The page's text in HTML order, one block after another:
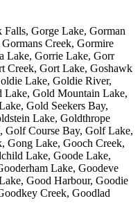
Falls, Gorge Lake, Gorman
Creek, Gormire
Lake, Gorrie Lake, Gorr
Creek, Gort Lake, Goshawk
Lake, Goldie River,
Gold Mountain Lake,
Gold Seekers Bay,
Lake, Goldthrope
Course Bay, Golf Lake,
Gong Lake, Gooch Creek,
Lake, Goode Lake,
Lake, Goodeve
Good Harbour, Goodie
Creek, Goodlad